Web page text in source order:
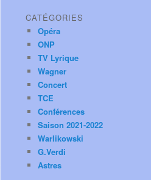
CATÉGORIES
Opéra
ONP
TV Lyrique
Wagner
Concert
TCE
Conférences
Saison 2021-2022
Warlikowski
G.Verdi
Astres